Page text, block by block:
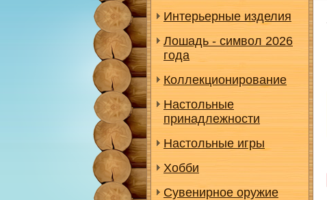
Интерьерные изделия
Лошадь - символ 2026
года
Коллекционирование
Настольные
принадлежности
Настольные игры
Хобби
Сувенирное оружие